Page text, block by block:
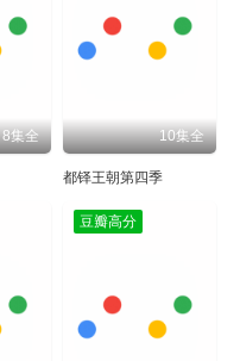
8集全 10集全
都铎王朝第四季
豆瓣高分